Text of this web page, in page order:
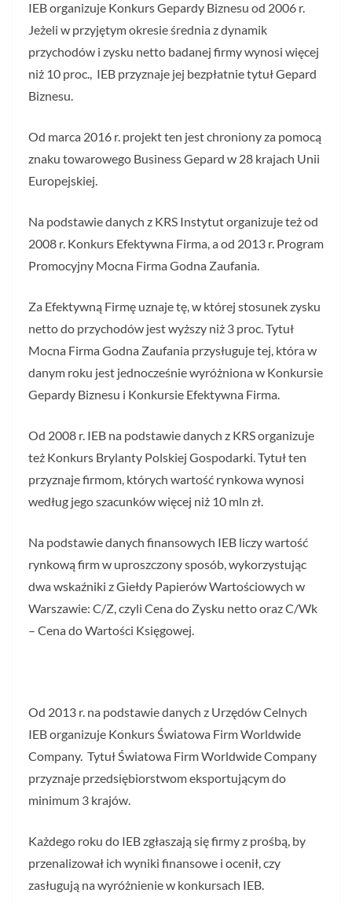
IEB organizuje Konkurs Gepardy Biznesu od 2006 r.
Jeżeli w przyjętym okresie średnia z dynamik
przychodów i zysku netto badanej firmy wynosi więcej
niż 10 proc., IEB przyznaje jej bezpłatnie tytuł Gepard
Biznesu.
Od marca 2016 r. projekt ten jest chroniony za pomocą
znaku towarowego Business Gepard w 28 krajach Unii
Europejskiej.
Na podstawie danych z KRS Instytut organizuje też od
2008 r. Konkurs Efektywna Firma, a od 2013 r. Program
Promocyjny Mocna Firma Godna Zaufania.
Za Efektywną Firmę uznaje tę, w której stosunek zysku
netto do przychodów jest wyższy niż 3 proc. Tytuł
Mocna Firma Godna Zaufania przysługuje tej, która w
danym roku jest jednocześnie wyróżniona w Konkursie
Gepardy Biznesu i Konkursie Efektywna Firma.
Od 2008 r. IEB na podstawie danych z KRS organizuje
też Konkurs Brylanty Polskiej Gospodarki. Tytuł ten
przyznaje firmom, których wartość rynkowa wynosi
według jego szacunków więcej niż 10 mln zł.
Na podstawie danych finansowych IEB liczy wartość
rynkową firm w uproszczony sposób, wykorzystując
dwa wskaźniki z Giełdy Papierów Wartościowych w
Warszawie: C/Z, czyli Cena do Zysku netto oraz C/Wk
– Cena do Wartości Księgowej.
Od 2013 r. na podstawie danych z Urzędów Celnych
IEB organizuje Konkurs Światowa Firm Worldwide
Company. Tytuł Światowa Firm Worldwide Company
przyznaje przedsiębiorstwom eksportującym do
minimum 3 krajów.
Każdego roku do IEB zgłaszają się firmy z prośbą, by
przenalizował ich wyniki finansowe i ocenił, czy
zasługują na wyróżnienie w konkursach IEB.